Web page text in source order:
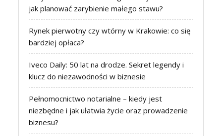
jak planować zarybienie małego stawu?
Rynek pierwotny czy wtórny w Krakowie: co się
bardziej opłaca?
Iveco Daily: 50 lat na drodze. Sekret legendy i
klucz do niezawodności w biznesie
Pełnomocnictwo notarialne – kiedy jest
niezbędne i jak ułatwia życie oraz prowadzenie
biznesu?